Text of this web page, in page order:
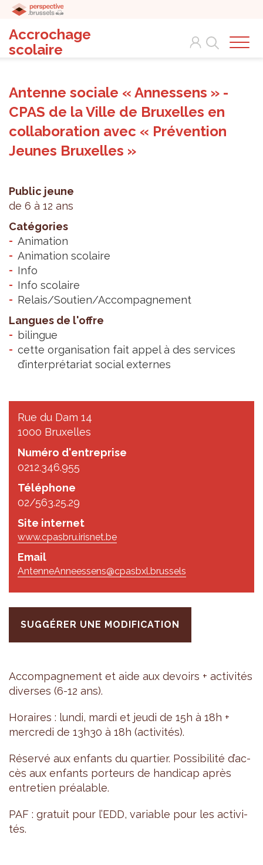
Accrochage
scolaire
Search
Antenne sociale « Annessens » -
CPAS de la Ville de Bruxelles en
collaboration avec « Prévention
Jeunes Bruxelles »
Public jeune
de 6 à 12 ans
Catégories
Animation
Animation scolaire
Info
Info scolaire
Relais/Soutien/Accompagnement
Langues de l'offre
bilingue
cette organisation fait appel à des services
d’interprétariat social externes
Rue du Dam 14
1000 Bruxelles
Numéro d'entreprise
0212.346.955
Téléphone
02/563.25.29
Site internet
www.cpasbru.irisnet.be
Email
AntenneAnneessens@cpasbxl.brussels
SUGGÉRER UNE MODIFICATION
Accom­pa­gne­ment et aide aux devoirs + acti­vi­tés
diverses (6-12 ans).
Horaires : lundi, mardi et jeudi de 15h à 18h +
mer­credi de 13h30 à 18h (acti­vi­tés).
Réservé aux enfants du quar­tier. Pos­si­bi­lité d’ac­
cès aux enfants por­teurs de han­di­cap après
entre­tien préa­lable.
PAF : gra­tuit pour l’EDD, variable pour les acti­vi­
tés.